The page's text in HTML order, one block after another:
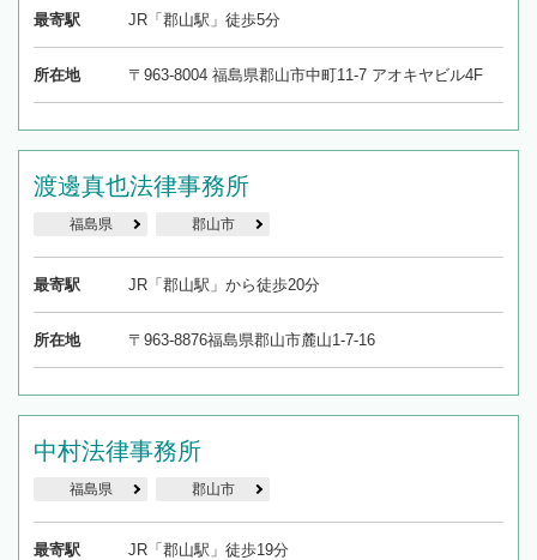
最寄駅 JR「郡山駅」徒歩5分
所在地 〒963-8004 福島県郡山市中町11-7 アオキヤビル4F
渡邊真也法律事務所
福島県 郡山市
最寄駅 JR「郡山駅」から徒歩20分
所在地 〒963-8876福島県郡山市麓山1-7-16
中村法律事務所
福島県 郡山市
最寄駅 JR「郡山駅」徒歩19分